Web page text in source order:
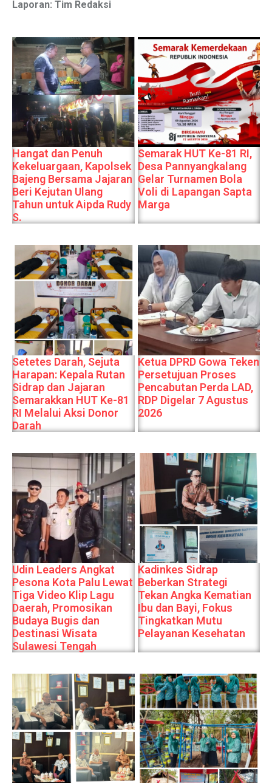
Laporan: Tim Redaksi
Hangat dan Penuh
Kekeluargaan, Kapolsek
Bajeng Bersama Jajaran
Beri Kejutan Ulang
Tahun untuk Aipda Rudy
S.
Semarak HUT Ke-81 RI,
Desa Pannyangkalang
Gelar Turnamen Bola
Voli di Lapangan Sapta
Marga
Setetes Darah, Sejuta
Harapan: Kepala Rutan
Sidrap dan Jajaran
Semarakkan HUT Ke-81
RI Melalui Aksi Donor
Darah
Ketua DPRD Gowa Teken
Persetujuan Proses
Pencabutan Perda LAD,
RDP Digelar 7 Agustus
2026
Udin Leaders Angkat
Pesona Kota Palu Lewat
Tiga Video Klip Lagu
Daerah, Promosikan
Budaya Bugis dan
Destinasi Wisata
Sulawesi Tengah
Kadinkes Sidrap
Beberkan Strategi
Tekan Angka Kematian
Ibu dan Bayi, Fokus
Tingkatkan Mutu
Pelayanan Kesehatan